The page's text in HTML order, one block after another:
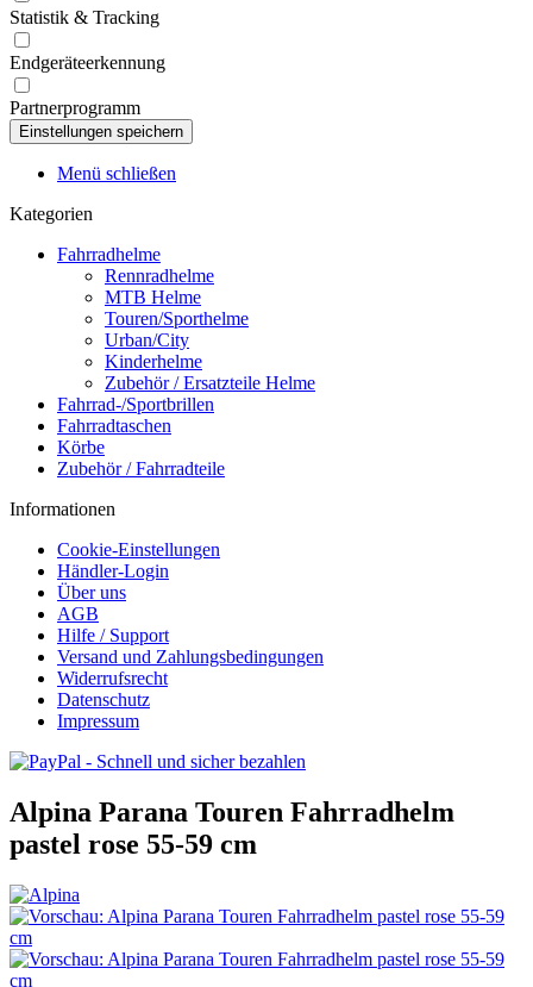
Statistik & Tracking
Endgeräteerkennung
Partnerprogramm
Menü schließen
Kategorien
Fahrradhelme
Rennradhelme
MTB Helme
Touren/Sporthelme
Urban/City
Kinderhelme
Zubehör / Ersatzteile Helme
Fahrrad-/Sportbrillen
Fahrradtaschen
Körbe
Zubehör / Fahrradteile
Informationen
Cookie-Einstellungen
Händler-Login
Über uns
AGB
Hilfe / Support
Versand und Zahlungsbedingungen
Widerrufsrecht
Datenschutz
Impressum
Alpina Parana Touren Fahrradhelm
pastel rose 55-59 cm